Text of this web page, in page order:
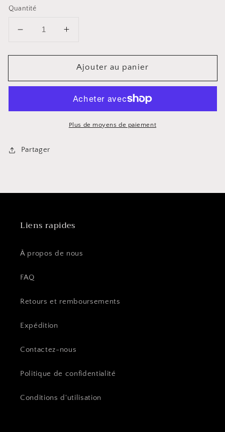
Quantité
Diminuer
quantité
Presse
double
acier
Augmenter
quantité
pour
Presse
double
paroi
Ajouter au panier
Plus de moyens de paiement
Partager
Liens rapides
À propos de nous
FAQ
Retours et remboursements
Expédition
Contactez-nous
Politique de confidentialité
Conditions d'utilisation